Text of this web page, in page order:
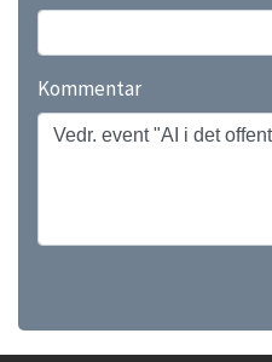
Kommentar